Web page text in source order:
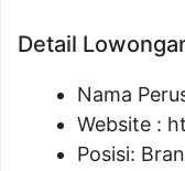
Detail
Nama
Website :
Posisi: